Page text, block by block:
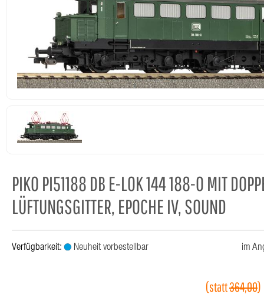
PIKO PI51188 DB E-LOK 144 188-0 MIT
LÜFTUNGSGITTER, EPOCHE IV, SOUND
im
Verfügbarkeit: Neuheit vorbestellbar
(statt364,00